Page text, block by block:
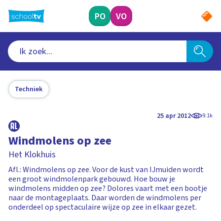
naar
hoofdinhoud
PO VO
Techniek
25 apr 2012 9.1k
Windmolens op zee
Het Klokhuis
Afl.: Windmolens op zee. Voor de kust van IJmuiden wordt
een groot windmolenpark gebouwd. Hoe bouw je
windmolens midden op zee? Dolores vaart met een bootje
naar de montageplaats. Daar worden de windmolens per
onderdeel op spectaculaire wijze op zee in elkaar gezet.